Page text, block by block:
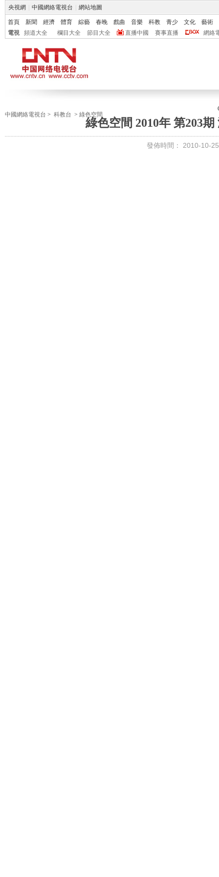
央視網 中國網絡電視台 網站地圖
首頁 新聞 經濟 體育 綜藝 春晚 戲曲 音樂 科教 青少 文化
藝術
電視
頻道大全 欄目大全 節目大全 直播中國 賽事直播 網絡
中國網絡電視台 > 科教台 > 綠色空間
綠色空間 2010年 第203
發佈時間： 2010-10-